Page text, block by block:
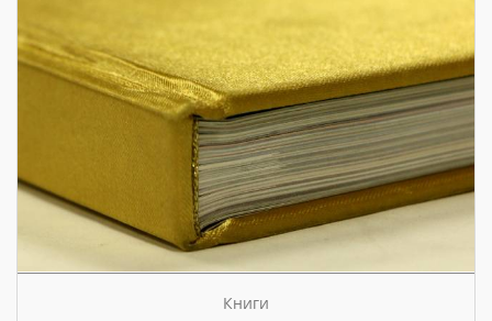
Книги